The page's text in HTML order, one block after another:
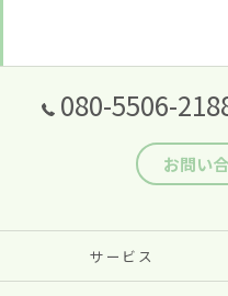
080-5506-
お問い
サービス